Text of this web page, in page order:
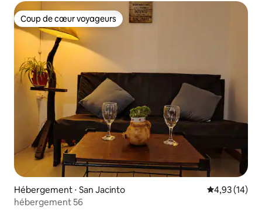
Coup de cœur voyageurs
Coup de cœur voyageurs
Hébergement ⋅ San Jacinto Évaluation
4,93 (14)
hébergement 56